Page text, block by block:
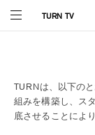
TURN TV
TURNは、以下の
組みを構築し、ス
底させることによ